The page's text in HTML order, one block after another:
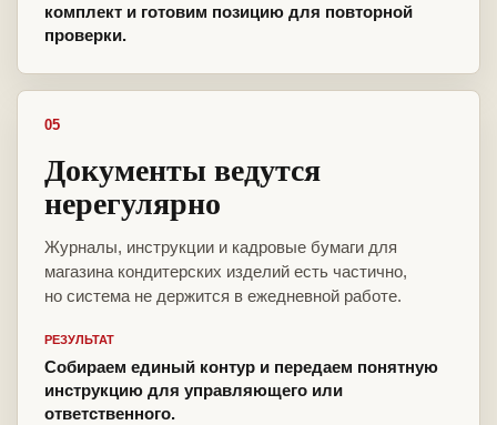
комплект и готовим позицию для повторной
проверки.
05
Документы ведутся
нерегулярно
Журналы, инструкции и кадровые бумаги для
магазина кондитерских изделий есть частично,
но система не держится в ежедневной работе.
РЕЗУЛЬТАТ
Собираем единый контур и передаем понятную
инструкцию для управляющего или
ответственного.